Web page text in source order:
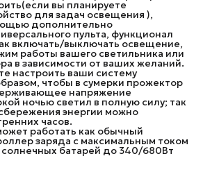
вы планируете
для задач освещения ),
дополнительно
пульта, функционал
включать/выключать освещение,
работы вашего светильника или
в зависимости от ваших желаний.
настроить ваши систему
чтобы в сумерки прожектор
напряжение
ночью светил в полную силу; так
энергии можно
часов.
работать как обычный
заряда с максимальным током
батарей до 340/680Вт